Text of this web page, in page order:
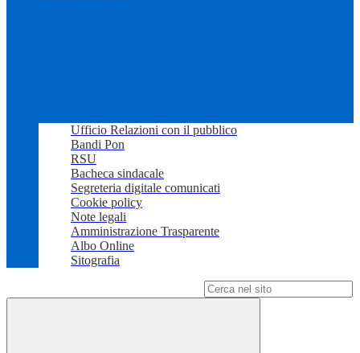
Ufficio Relazioni con il pubblico
Bandi Pon
RSU
Bacheca sindacale
Segreteria digitale comunicati
Cookie policy
Note legali
Amministrazione Trasparente
Albo Online
Sitografia